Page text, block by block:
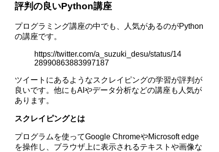
評判の良いPython講座
プログラミング講座の中でも、人気があるのがPython
の講座です。
https://twitter.com/a_suzuki_desu/status/14
28990863883997187
ツイートにあるようなスクレイピングの学習が評判が
良いです。他にもAIやデータ分析などの講座も人気が
あります。
スクレイピングとは
プログラムを使ってGoogle ChromeやMicrosoft edge
を操作し、ブラウザ上に表示されるテキストや画像な